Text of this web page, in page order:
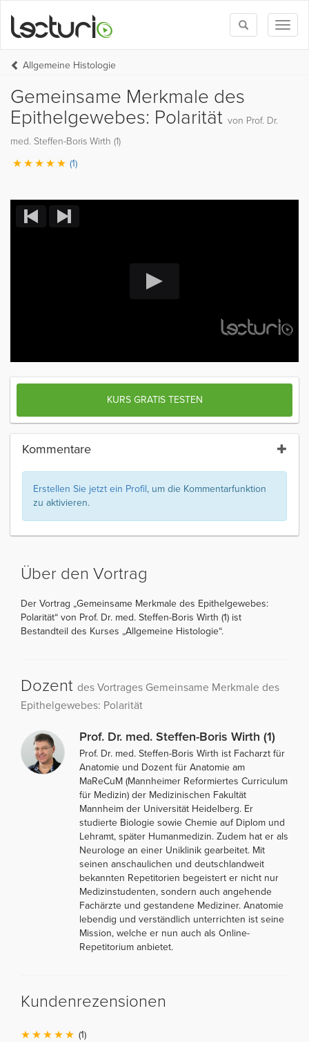
Toggle
search
Allgemeine Histologie
Gemeinsame Merkmale des
Epithelgewebes: Polarität von Prof. Dr.
med. Steffen-Boris Wirth (1)
(1)
KURS GRATIS TESTEN
Kommentare
Erstellen Sie jetzt ein Profil, um die Kommentarfunktion
zu aktivieren.
Über den Vortrag
Der Vortrag „Gemeinsame Merkmale des Epithelgewebes:
Polarität“ von Prof. Dr. med. Steffen-Boris Wirth (1) ist
Bestandteil des Kurses „Allgemeine Histologie“.
Dozent des Vortrages Gemeinsame Merkmale des
Epithelgewebes: Polarität
Prof. Dr. med. Steffen-Boris Wirth (1)
Prof. Dr. med. Steffen-Boris Wirth ist Facharzt für
Anatomie und Dozent für Anatomie am
MaReCuM (Mannheimer Reformiertes Curriculum
für Medizin) der Medizinischen Fakultät
Mannheim der Universität Heidelberg. Er
studierte Biologie sowie Chemie auf Diplom und
Lehramt, später Humanmedizin. Zudem hat er als
Neurologe an einer Uniklinik gearbeitet. Mit
seinen anschaulichen und deutschlandweit
bekannten Repetitorien begeistert er nicht nur
Medizinstudenten, sondern auch angehende
Fachärzte und gestandene Mediziner. Anatomie
lebendig und verständlich unterrichten ist seine
Mission, welche er nun auch als Online-
Repetitorium anbietet.
Kundenrezensionen
(1)